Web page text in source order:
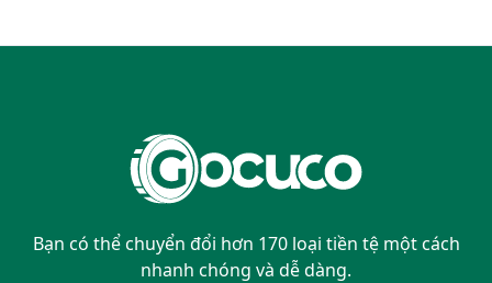
Bạn có thể chuyển đổi hơn 170 loại tiền tệ một cách
nhanh chóng và dễ dàng.